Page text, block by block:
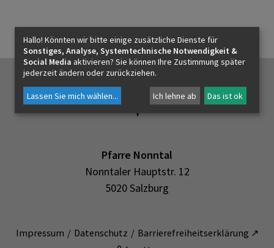
INNEHALTEN
KONTAKT
Pfarre Nonntal
Nonntaler Hauptstr. 12
5020 Salzburg
Impressum Datenschutz Barrierefreiheitserklärung ↗
Hallo! Könnten wir bitte einige zusätzliche Dienste für
Sonstiges, Analyse, Systemtechnische Notwendigkeit &
Social Media aktivieren? Sie können Ihre Zustimmung später
jederzeit ändern oder zurückziehen.
Lassen Sie mich wählen... Ich lehne ab Das ist ok